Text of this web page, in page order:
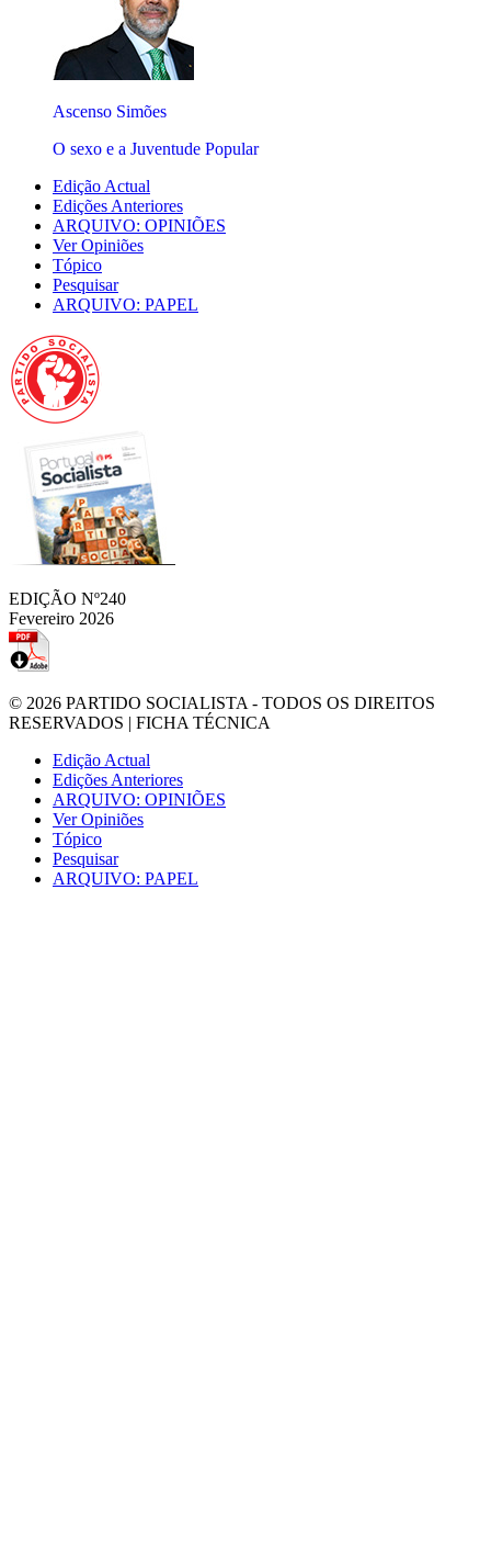
Ascenso Simões
O sexo e a Juventude Popular
Edição Actual
Edições Anteriores
ARQUIVO: OPINIÕES
Ver Opiniões
Tópico
Pesquisar
ARQUIVO: PAPEL
EDIÇÃO Nº240
Fevereiro 2026
© 2026 PARTIDO SOCIALISTA - TODOS OS DIREITOS
RESERVADOS | FICHA TÉCNICA
Edição Actual
Edições Anteriores
ARQUIVO: OPINIÕES
Ver Opiniões
Tópico
Pesquisar
ARQUIVO: PAPEL